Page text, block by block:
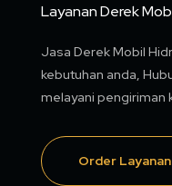
Layanan Derek
Jasa Derek Mobil
kebutuhan anda,
melayani pengiriman
Order Layanan